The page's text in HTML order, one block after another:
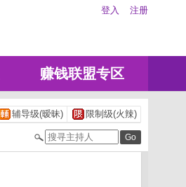
登入 注册
赚钱联盟专区
辅导级(暧昧) 限制级(火辣)